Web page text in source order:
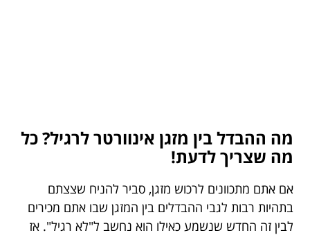
מה ההבדל בין מזגן אינוורטר לרגיל? כל
מה שצריך לדעת!
אם אתם מתכוונים לרכוש מזגן, סביר להניח שצצתם
בתהיות רבות לגבי ההבדלים בין המזגן שבו אתם מכירים
לבין זה החדש שנשמע כאילו הוא נחשב ל"לא רגיל". אז